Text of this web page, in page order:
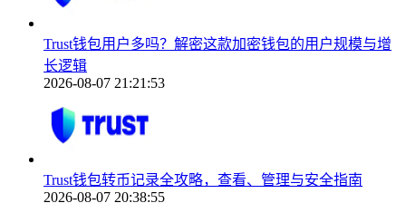
Trust钱包用户多吗？解密这款加密钱包的用户规模与增
长逻辑
2026-08-07 21:21:53
Trust钱包转币记录全攻略，查看、管理与安全指南
2026-08-07 20:38:55